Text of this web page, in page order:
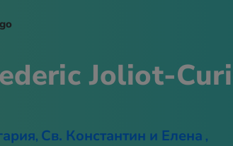
Joliot-
, Св. Константин и Елена ,